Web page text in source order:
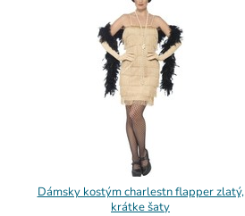
Dámsky kostým charlestn flapper zlatý,
krátke šaty